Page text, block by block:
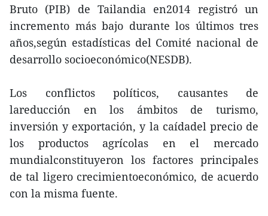
Bruto (PIB) de Tailandia en2014 registró un
incremento más bajo durante los últimos tres
años,según estadísticas del Comité nacional de
desarrollo socioeconómico(NESDB).
Los conflictos políticos, causantes de
lareducción en los ámbitos de turismo,
inversión y exportación, y la caídadel precio de
los productos agrícolas en el mercado
mundialconstituyeron los factores principales
de tal ligero crecimientoeconómico, de acuerdo
con la misma fuente.